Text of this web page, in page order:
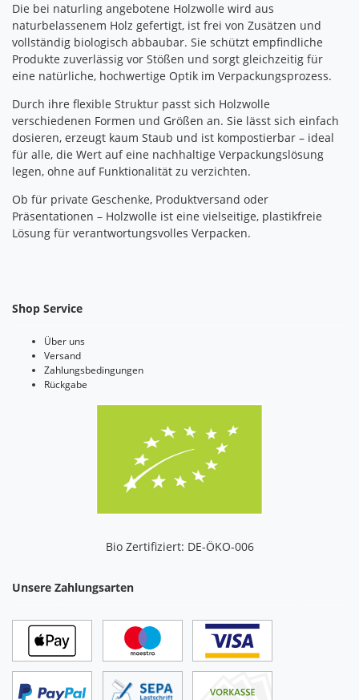
Die bei naturling angebotene Holzwolle wird aus
naturbelassenem Holz gefertigt, ist frei von Zusätzen und
vollständig biologisch abbaubar. Sie schützt empfindliche
Produkte zuverlässig vor Stößen und sorgt gleichzeitig für
eine natürliche, hochwertige Optik im Verpackungsprozess.
Durch ihre flexible Struktur passt sich Holzwolle
verschiedenen Formen und Größen an. Sie lässt sich einfach
dosieren, erzeugt kaum Staub und ist kompostierbar – ideal
für alle, die Wert auf eine nachhaltige Verpackungslösung
legen, ohne auf Funktionalität zu verzichten.
Ob für private Geschenke, Produktversand oder
Präsentationen – Holzwolle ist eine vielseitige, plastikfreie
Lösung für verantwortungsvolles Verpacken.
Shop Service
Über uns
Versand
Zahlungsbedingungen
Rückgabe
Bio Zertifiziert: DE-ÖKO-006
Unsere Zahlungsarten